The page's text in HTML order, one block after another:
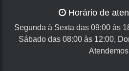
Horário de
Segunda à Sexta das 09:00 às
Sábado das 08:00 às 12:00,